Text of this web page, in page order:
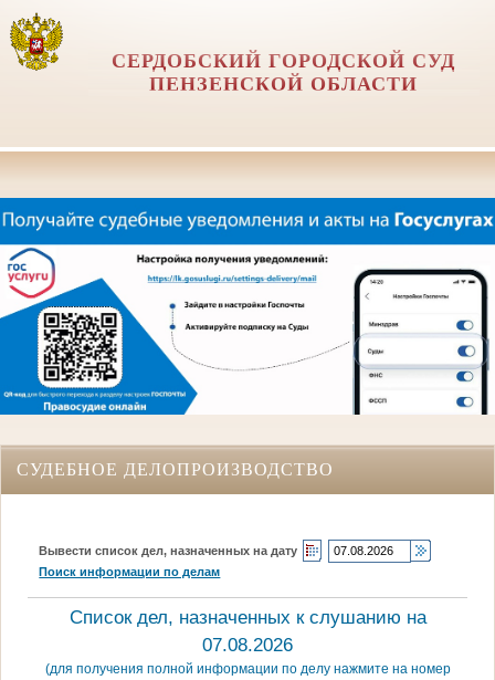
СЕРДОБСКИЙ ГОРОДСКОЙ СУД
ПЕНЗЕНСКОЙ ОБЛАСТИ
СУДЕБНОЕ ДЕЛОПРОИЗВОДСТВО
Вывести список дел, назначенных на дату
Поиск информации по делам
Список дел, назначенных к слушанию на
07.08.2026
(для получения полной информации по делу нажмите на номер